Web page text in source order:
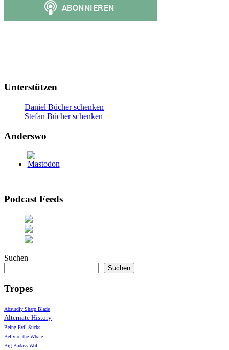
Unterstützen
Daniel Bücher schenken
Stefan Bücher schenken
Anderswo
Podcast Feeds
Suchen
Suchen
Tropes
Absurdly Sharp Blade
Alternate History
Being Evil Sucks
Belly of the Whale
Big Badass Wolf